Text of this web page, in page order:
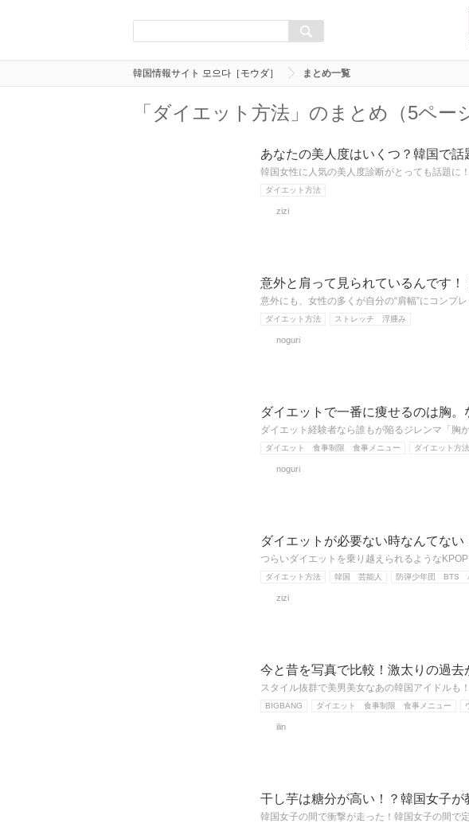
韓国情報サイト 모으다［モウダ］ まとめ一覧
「ダイエット方法」のまとめ（5ペー
あなたの美人度はいくつ？韓国で
韓国女性に人気の美人度診断がとっても話題に
ダイエット方法
zizi
意外と肩って見られているんです
意外にも、女性の多くが自分の“肩幅”にコンプ
ダイエット方法 ストレッチ 浮腫み
noguri
ダイエットで一番に痩せるのは胸
ダイエット経験者なら誰もが陥るジレンマ「
ダイエット 食事制限 食事メニュー ダイエット方法
noguri
ダイエットが必要ない時なんてな
つらいダイエットを乗り越えられるような
ダイエット方法 韓国 芸能人 防弾少年団 BTS
zizi
今と昔を写真で比較！激太りの過去
スタイル抜群で美男美女なあの韓国アイドル
BIGBANG ダイエット 食事制限 食事メニュー
ilin
干し芋は糖分が高い！？韓国女子
韓国女子の間で衝撃が走った！韓国女子の間で